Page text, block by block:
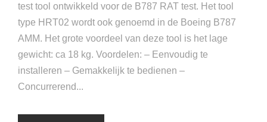
test tool ontwikkeld voor de B787 RAT test. Het tool
type HRT02 wordt ook genoemd in de Boeing B787
AMM. Het grote voordeel van deze tool is het lage
gewicht: ca 18 kg. Voordelen: – Eenvoudig te
installeren – Gemakkelijk te bedienen –
Concurrerend...